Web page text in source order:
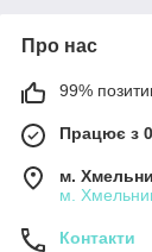
Про нас
99%
Працює з
м.
м.
Контакти